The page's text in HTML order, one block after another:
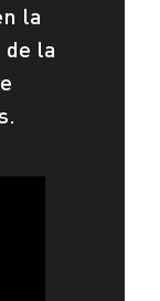
la
de la